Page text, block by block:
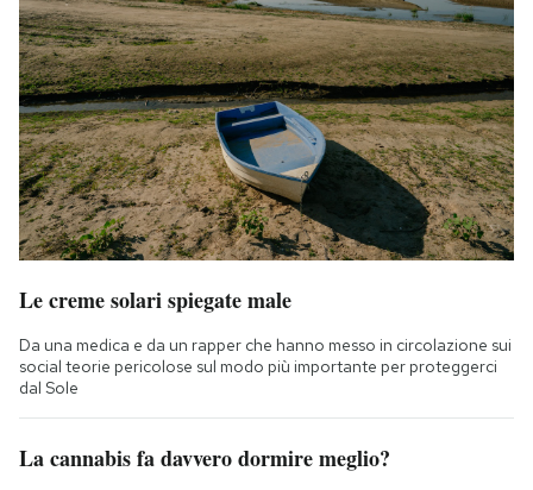
Le creme solari spiegate male
Da una medica e da un rapper che hanno messo in circolazione sui
social teorie pericolose sul modo più importante per proteggerci
dal Sole
La cannabis fa davvero dormire meglio?